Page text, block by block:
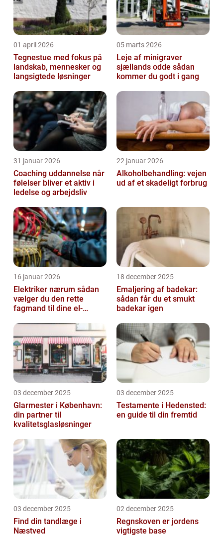
01 april 2026
Tegnestue med fokus på
landskab, mennesker og
langsigtede løsninger
05 marts 2026
Leje af minigraver
sjællands odde sådan
kommer du godt i gang
31 januar 2026
Coaching uddannelse når
følelser bliver et aktiv i
ledelse og arbejdsliv
22 januar 2026
Alkoholbehandling: vejen
ud af et skadeligt forbrug
16 januar 2026
Elektriker nærum sådan
vælger du den rette
fagmand til dine el-
18 december 2025
Emaljering af badekar:
sådan får du et smukt
badekar igen
03 december 2025
Glarmester i København:
din partner til
kvalitetsglasløsninger
03 december 2025
Testamente i Hedensted:
en guide til din fremtid
03 december 2025
Find din tandlæge i
Næstved
02 december 2025
Regnskoven er jordens
vigtigste base